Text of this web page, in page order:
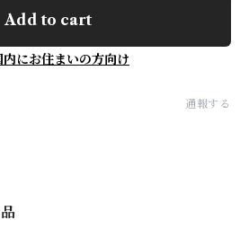
Add to cart
内にお住まいの方向け
通報する